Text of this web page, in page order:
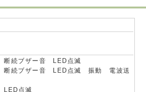
断続ブザー音 LED点滅
断続ブザー音 LED点滅 振動 電波送
LED点滅